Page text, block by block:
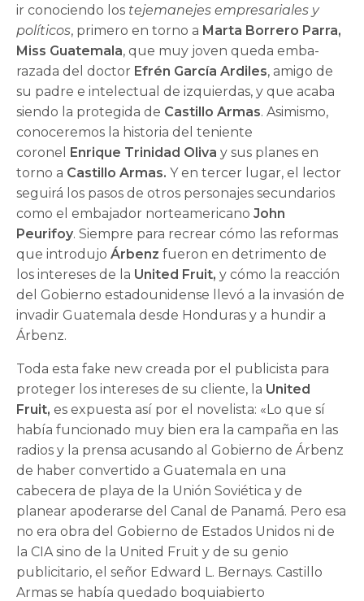
ir conociendo los tejemanejes empresariales y
políticos, primero en torno a Marta Borrero Parra,
Miss Guatemala, que muy joven queda emba­
razada del doctor Efrén García Ardiles, amigo de
su padre e intelectual de izquierdas, y que acaba
siendo la protegida de Castillo Armas. Asimismo,
conoceremos la historia del teniente
coronel Enrique Trinidad Oliva y sus planes en
torno a Castillo Armas. Y en tercer lugar, el lector
seguirá los pasos de otros personajes secun­darios
como el embajador norteamericano John
Peurifoy. Siempre para recrear cómo las reformas
que introdujoÁrbenz fueron en detrimento de
los intereses de la United Fruit, y cómo la reacción
del Gobierno estadounidense llevó a la invasión de
invadir Guatemala desde Honduras y a hundir a
Árbenz.
Toda esta fake new creada por el publicista para
proteger los intereses de su cliente, la United
Fruit, es expuesta así por el novelista: «Lo que sí
había funcionado muy bien era la campaña en las
radios y la prensa acusando al Gobierno de Árbenz
de haber convertido a Guate­mala en una
cabecera de playa de la Unión Sovié­tica y de
planear apoderarse del Canal de Pana­má. Pero esa
no era obra del Gobierno de Estados Unidos ni de
la CIA sino de la United Fruit y de su genio
publicitario, el señor Edward L. Bernays. Castillo
Armas se había quedado boquiabierto